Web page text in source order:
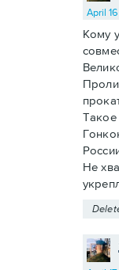
April
Кому
Такое
Не